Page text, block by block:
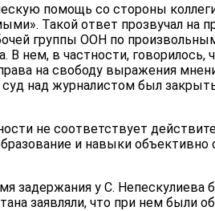
помощь со стороны
Такой ответ прозвучал на
группы ООН по
нем, в частности, говорилось,
на свободу выражения
над журналистом был
не соответствует
и навыки
задержания у С. Непескулиева
заявляли, что при нем были